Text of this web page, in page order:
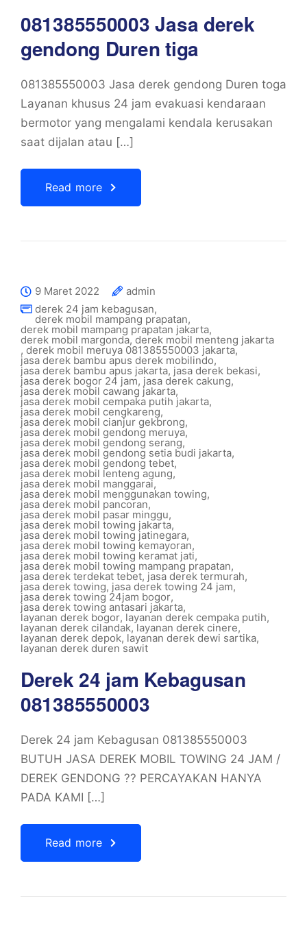
081385550003 Jasa derek
gendong Duren tiga
081385550003 Jasa derek gendong Duren toga
Layanan khusus 24 jam evakuasi kendaraan
bermotor yang mengalami kendala kerusakan
saat dijalan atau […]
Read more
9 Maret 2022
admin
derek 24 jam kebagusan,
derek mobil mampang prapatan,
derek mobil mampang prapatan jakarta,
derek mobil margonda,derek mobil menteng jakarta
, derek mobil meruya 081385550003 jakarta,
jasa derek bambu apus derek mobilindo,
jasa derek bambu apus jakarta, jasa derek bekasi,
jasa derek bogor 24 jam, jasa derek cakung,
jasa derek mobil cawang jakarta,
jasa derek mobil cempaka putih jakarta,
jasa derek mobil cengkareng,
jasa derek mobil cianjur gekbrong,
jasa derek mobil gendong meruya,
jasa derek mobil gendong serang,
jasa derek mobil gendong setia budi jakarta,
jasa derek mobil gendong tebet,
jasa derek mobil lenteng agung,
jasa derek mobil manggarai,
jasa derek mobil menggunakan towing,
jasa derek mobil pancoran,
jasa derek mobil pasar minggu,
jasa derek mobil towing jakarta,
jasa derek mobil towing jatinegara,
jasa derek mobil towing kemayoran,
jasa derek mobil towing keramat jati,
jasa derek mobil towing mampang prapatan,
jasa derek terdekat tebet, jasa derek termurah,
jasa derek towing, jasa derek towing 24 jam,
jasa derek towing 24jam bogor,
jasa derek towing antasari jakarta,
layanan derek bogor, layanan derek cempaka putih,
layanan derek cilandak,layanan derek cinere,
layanan derek depok, layanan derek dewi sartika,
layanan derek duren sawit
Derek 24 jam Kebagusan
081385550003
Derek 24 jam Kebagusan 081385550003
BUTUH JASA DEREK MOBIL TOWING 24 JAM /
DEREK GENDONG ?? PERCAYAKAN HANYA
PADA KAMI […]
Read more